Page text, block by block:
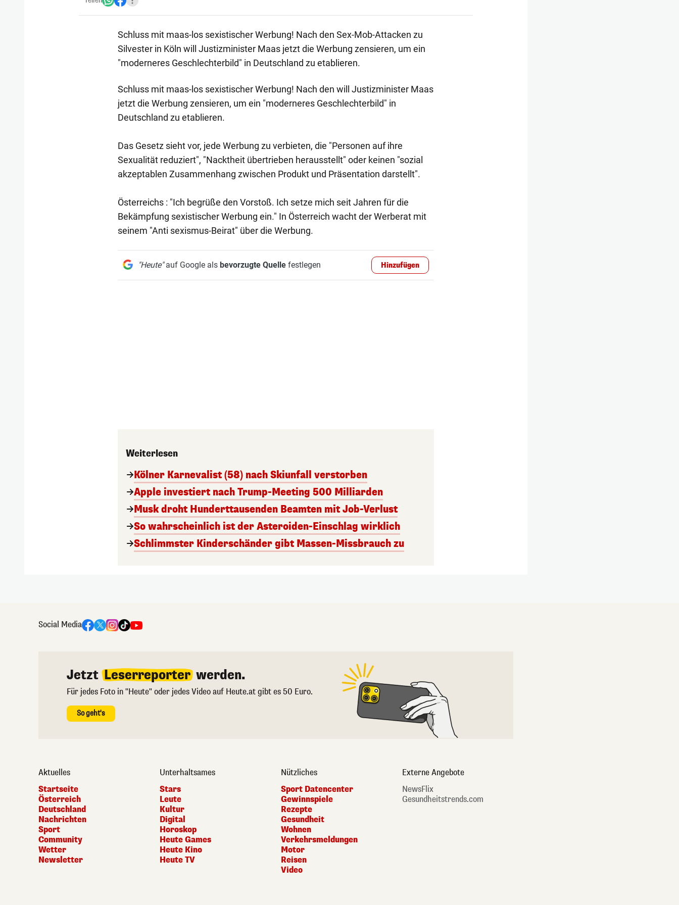
Schluss mit maas-los sexistischer Werbung! Nach den Sex-Mob-Attacken zu
Silvester in Köln will Justizminister Maas jetzt die Werbung zensieren, um ein
"moderneres Geschlechterbild" in Deutschland zu etablieren.
Schluss mit maas-los sexistischer Werbung! Nach den will Justizminister Maas
jetzt die Werbung zensieren, um ein "moderneres Geschlechterbild" in
Deutschland zu etablieren.
Das Gesetz sieht vor, jede Werbung zu verbieten, die "Personen auf ihre
Sexualität reduziert", "Nacktheit übertrieben herausstellt" oder keinen "sozial
akzeptablen Zusammenhang zwischen Produkt und Präsentation darstellt".
Österreichs : "Ich begrüße den Vorstoß. Ich setze mich seit Jahren für die
Bekämpfung sexistischer Werbung ein." In Österreich wacht der Werberat mit
seinem "Anti sexismus-Beirat" über die Werbung.
"Heute"auf Google als bevorzugte Quellefestlegen Hinzufügen
Weiterlesen
Kölner Karnevalist (58) nach Skiunfall verstorben
Apple investiert nach Trump-Meeting 500 Milliarden
Musk droht Hunderttausenden Beamten mit Job-Verlust
So wahrscheinlich ist der Asteroiden-Einschlag wirklich
Schlimmster Kinderschänder gibt Massen-Missbrauch zu
Social Media
Jetzt Leserreporter werden.
Für jedes Foto in "Heute" oder jedes Video auf Heute.at gibt es 50 Euro.
So geht's
Aktuelles
Startseite
Österreich
Deutschland
Nachrichten
Sport
Community
Wetter
Newsletter
Unterhaltsames
Stars
Leute
Kultur
Digital
Horoskop
Heute Games
Heute Kino
Heute TV
Nützliches
Sport Datencenter
Gewinnspiele
Rezepte
Gesundheit
Wohnen
Verkehrsmeldungen
Motor
Reisen
Video
Externe Angebote
NewsFlix
Gesundheitstrends.com